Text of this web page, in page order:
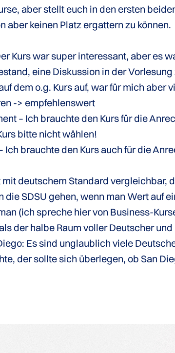
aber stellt euch in den ersten
aber keinen Platz ergattern zu können.
Kurs war super interessant, aber es
eine Diskussion in der Vorlesung
dem o.g. Kurs auf, war für mich aber
-> empfehlenswert
– Ich brauchte den Kurs für die
bitte nicht wählen!
brauchte den Kurs auch für die
deutschem Standard vergleichbar,
SDSU gehen, wenn man Wert auf
(ich spreche hier von Business-
der halbe Raum voller Deutscher
Es sind unglaublich viele
der sollte sich überlegen, ob San